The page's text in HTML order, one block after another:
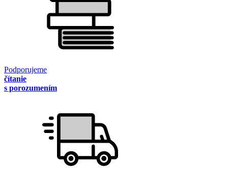
Podporujeme
čítanie
s porozumením